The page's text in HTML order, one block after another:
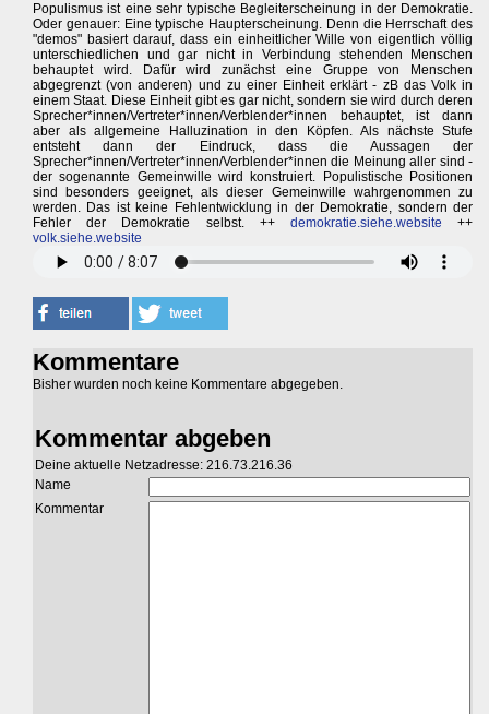
Populismus ist eine sehr typische Begleiterscheinung in der Demokratie.
Oder genauer: Eine typische Haupterscheinung. Denn die Herrschaft des
"demos" basiert darauf, dass ein einheitlicher Wille von eigentlich völlig
unterschiedlichen und gar nicht in Verbindung stehenden Menschen
behauptet wird. Dafür wird zunächst eine Gruppe von Menschen
abgegrenzt (von anderen) und zu einer Einheit erklärt - zB das Volk in
einem Staat. Diese Einheit gibt es gar nicht, sondern sie wird durch deren
Sprecher*innen/Vertreter*innen/Verblender*innen behauptet, ist dann
aber als allgemeine Halluzination in den Köpfen. Als nächste Stufe
entsteht dann der Eindruck, dass die Aussagen der
Sprecher*innen/Vertreter*innen/Verblender*innen die Meinung aller sind -
der sogenannte Gemeinwille wird konstruiert. Populistische Positionen
sind besonders geeignet, als dieser Gemeinwille wahrgenommen zu
werden. Das ist keine Fehlentwicklung in der Demokratie, sondern der
Fehler der Demokratie selbst. ++ demokratie.siehe.website ++
volk.siehe.website
Kommentare
Bisher wurden noch keine Kommentare abgegeben.
Kommentar abgeben
Deine aktuelle Netzadresse: 216.73.216.36
Name
Kommentar